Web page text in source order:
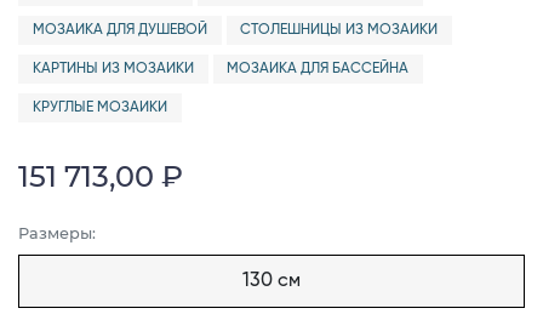
МОЗАИКА ДЛЯ ДУШЕВОЙ СТОЛЕШНИЦЫ ИЗ МОЗАИКИ
КАРТИНЫ ИЗ МОЗАИКИ МОЗАИКА ДЛЯ БАССЕЙНА
КРУГЛЫЕ МОЗАИКИ
151 713,00 ₽
Размеры:
130 см